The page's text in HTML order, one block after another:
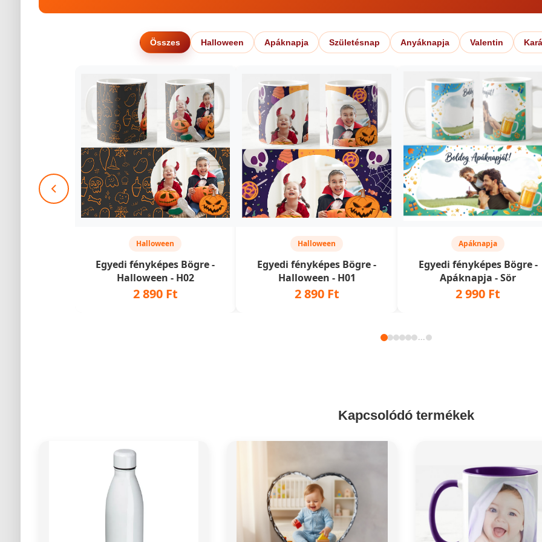
Összes Halloween Apáknapja Születésnap Anyáknapja Valentin
Halloween
Egyedi fényképes Bögre -
Halloween - H02
2 890 Ft
Halloween
Egyedi fényképes Bögre -
Halloween - H01
2 890 Ft
Apáknapja
Egyedi fényképes Bögre -
Apáknapja - Sör
2 990 Ft
...
Kapcsolódó termékek